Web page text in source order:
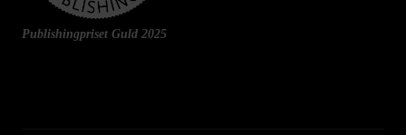
Publishingpriset Guld 2025